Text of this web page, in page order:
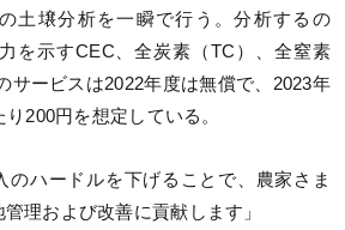
土壌分析を一瞬で行う。分析するの
を示すCEC、全炭素（TC）、全窒素
サービスは2022年度は無償で、2023年
200円を想定している。
のハードルを下げることで、農家さま
理および改善に貢献します」